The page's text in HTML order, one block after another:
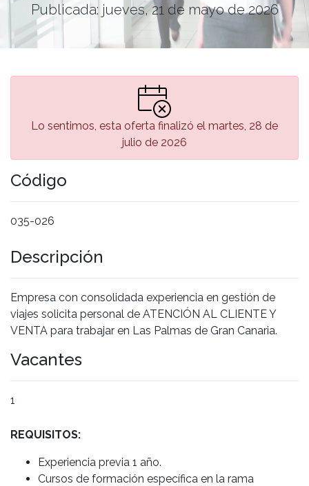
Publicada: jueves, 21 de mayo de 2026
Lo sentimos, esta oferta finalizó el martes, 28 de
julio de 2026
Código
035-026
Descripción
Empresa con consolidada experiencia en gestión de
viajes solicita personal de ATENCIÓN AL CLIENTE Y
VENTA para trabajar en Las Palmas de Gran Canaria.
Vacantes
1
REQUISITOS:
Experiencia previa 1 año.
Cursos de formación específica en la rama